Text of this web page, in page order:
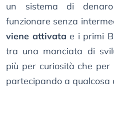
un sistema di
funzionare senza
viene attivata e i primi
tra una manciata di
più per curiosità che
partecipando a qualcosa